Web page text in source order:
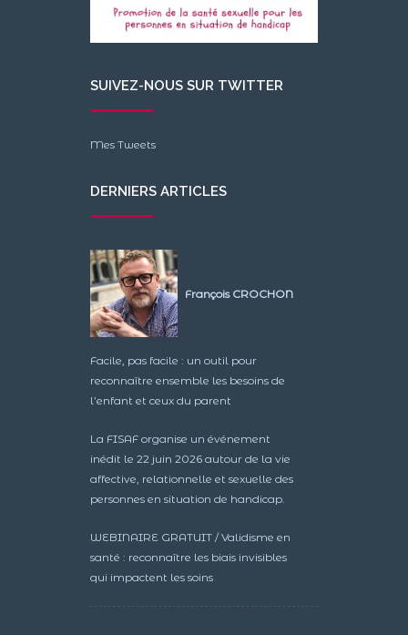
SUIVEZ-NOUS SUR TWITTER
Mes Tweets
DERNIERS ARTICLES
François CROCHON
Facile, pas facile : un outil pour
reconnaître ensemble les besoins de
l’enfant et ceux du parent
La FISAF organise un événement
inédit le 22 juin 2026 autour de la vie
affective, relationnelle et sexuelle des
personnes en situation de handicap.
WEBINAIRE GRATUIT / Validisme en
santé : reconnaître les biais invisibles
qui impactent les soins